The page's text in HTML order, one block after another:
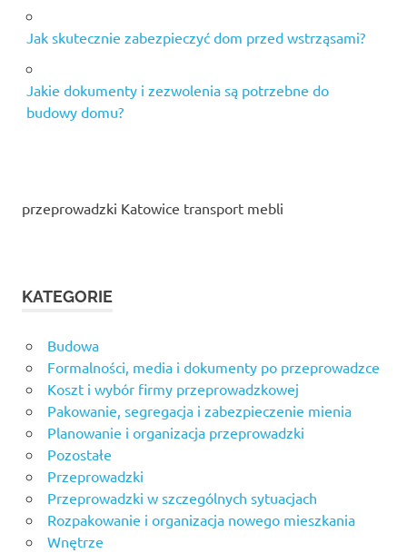
Jak skutecznie zabezpieczyć dom przed wstrząsami?
Jakie dokumenty i zezwolenia są potrzebne do
budowy domu?
przeprowadzki Katowice transport mebli
KATEGORIE
Budowa
Formalności, media i dokumenty po przeprowadzce
Koszt i wybór firmy przeprowadzkowej
Pakowanie, segregacja i zabezpieczenie mienia
Planowanie i organizacja przeprowadzki
Pozostałe
Przeprowadzki
Przeprowadzki w szczególnych sytuacjach
Rozpakowanie i organizacja nowego mieszkania
Wnętrze